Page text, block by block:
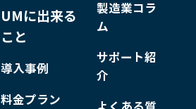
UMに出来る
こと
導入事例
料金プラン
製造業コラ
ム
サポート紹
介